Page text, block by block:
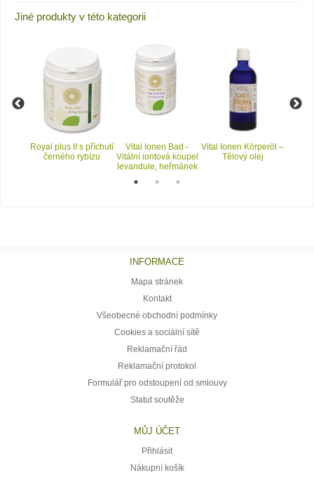
Jiné produkty v této kategorii
Royal plus II s příchutí
černého rybízu
Vital Ionen Bad -
Vitální iontová koupel
levandule, heřmánek
Vital Ionen Körperöl –
Tělový olej
INFORMACE
Mapa stránek
Kontakt
Všeobecné obchodní podmínky
Cookies a sociální sítě
Reklamační řád
Reklamační protokol
Formulář pro odstoupení od smlouvy
Statut soutěže
MŮJ ÚČET
Přihlásit
Nákupní košík